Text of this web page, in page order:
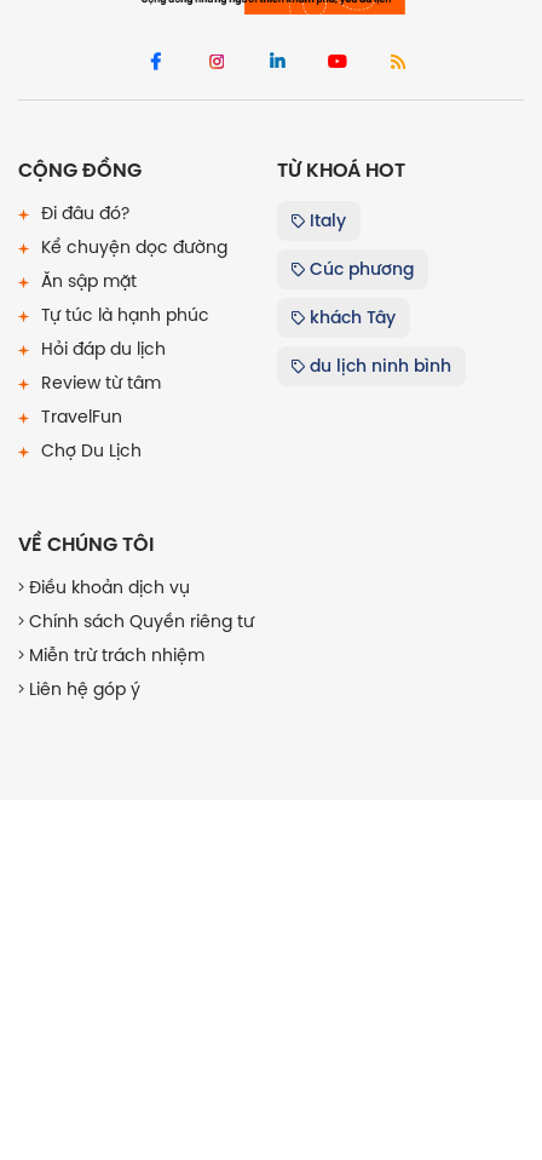
CỘNG ĐỒNG
Đi đâu đó?
Kể chuyện dọc đường
Ăn sập mặt
Tự túc là hạnh phúc
Hỏi đáp du lịch
Review từ tâm
TravelFun
Chợ Du Lịch
TỪ KHOÁ HOT
Italy
Cúc phương
khách Tây
du lịch ninh bình
VỀ CHÚNG TÔI
Điều khoản dịch vụ
Chính sách Quyền riêng tư
Miễn trừ trách nhiệm
Liên hệ góp ý